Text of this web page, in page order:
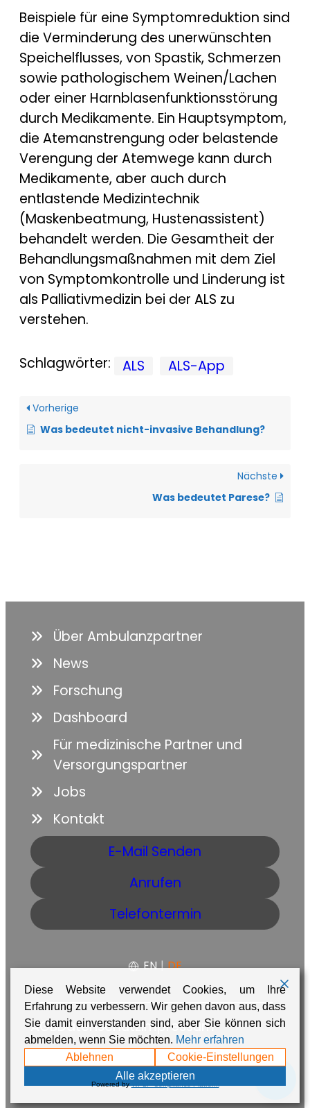
Beispiele für eine Symptomreduktion sind
die Verminderung des unerwünschten
Speichelflusses, von Spastik, Schmerzen
sowie pathologischem Weinen/Lachen
oder einer Harnblasenfunktionsstörung
durch Medikamente. Ein Hauptsymptom,
die Atemanstrengung oder belastende
Verengung der Atemwege kann durch
Medikamente, aber auch durch
entlastende Medizintechnik
(Maskenbeatmung, Hustenassistent)
behandelt werden. Die Gesamtheit der
Behandlungsmaßnahmen mit dem Ziel
von Symptomkontrolle und Linderung ist
als Palliativmedizin bei der ALS zu
verstehen.
Schlagwörter: ALS ALS-App
Vorherige
Was bedeutet nicht-invasive Behandlung?
Nächste
Was bedeutet Parese?
Über Ambulanzpartner
News
Forschung
Dashboard
Für medizinische Partner und
Versorgungspartner
Jobs
Kontakt
E-Mail Senden
Anrufen
Telefontermin
EN | DE
AGBDatenschutzImpressum
Made with ❤️ in Namibia byAdaire
Diese Website verwendet Cookies, um Ihre
Erfahrung zu verbessern. Wir gehen davon aus, dass
Sie damit einverstanden sind, aber Sie können sich
abmelden, wenn Sie möchten. Mehr erfahren
Ablehnen
Cookie-Einstellungen
Alle akzeptieren
Powered by WPLP Compliance Platform